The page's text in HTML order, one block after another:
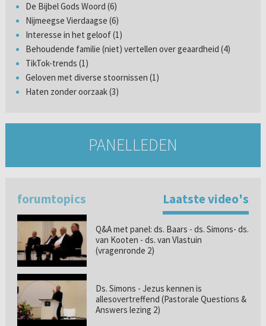
De Bijbel Gods Woord (6)
Nijmeegse Vierdaagse (6)
Interesse in het geloof (1)
Behoudende familie (niet) vertellen over geaardheid (4)
TikTok-trends (1)
Geloven met diverse stoornissen (1)
Haten zonder oorzaak (3)
PANELLEDEN
forumtopics Laatste video's
Q&A met panel: ds. Baars - ds. Simons- ds.
van Kooten - ds. van Vlastuin
(vragenronde 2)
Ds. Simons - Jezus kennen is
allesovertreffend (Pastorale Questions &
Answers lezing 2)